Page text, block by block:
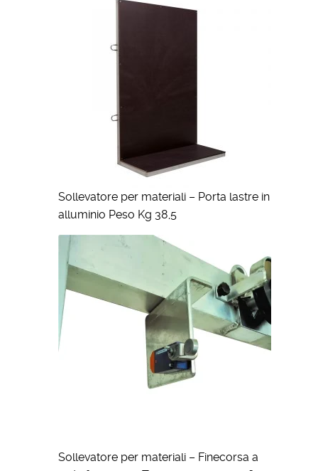
Sollevatore per materiali – Porta lastre in
alluminio Peso Kg 38,5
Sollevatore per materiali – Finecorsa a